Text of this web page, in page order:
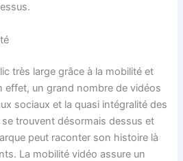
très large grâce à la mobilité et
effet, un grand nombre de vidéos
sociaux et la quasi intégralité des
trouvent désormais dessus et
peut raconter son histoire là
La mobilité vidéo assure un